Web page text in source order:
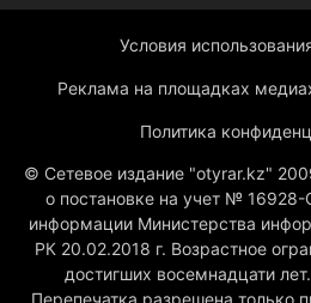
Условия
Реклама на площадках
Политика
© Сетевое издание "otyrar.kz"
о постановке на учет №
информации Министерства
РК 20.02.2018 г. Возрастное
достигших восемнадцати